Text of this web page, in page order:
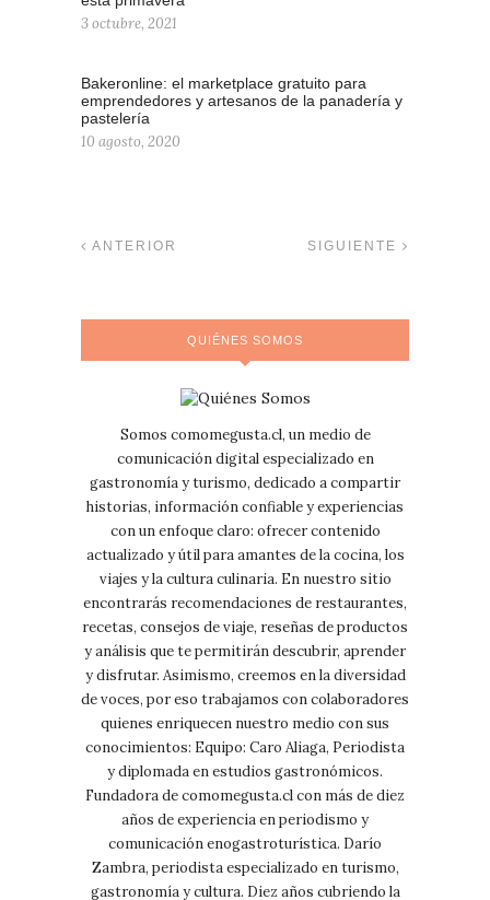
3 octubre, 2021
Bakeronline: el marketplace gratuito para
emprendedores y artesanos de la panadería y
pastelería
10 agosto, 2020
ANTERIOR SIGUIENTE
QUIÉNES SOMOS
Somos comomegusta.cl, un medio de
comunicación digital especializado en
gastronomía y turismo, dedicado a compartir
historias, información confiable y experiencias
con un enfoque claro: ofrecer contenido
actualizado y útil para amantes de la cocina, los
viajes y la cultura culinaria. En nuestro sitio
encontrarás recomendaciones de restaurantes,
recetas, consejos de viaje, reseñas de productos
y análisis que te permitirán descubrir, aprender
y disfrutar. Asimismo, creemos en la diversidad
de voces, por eso trabajamos con colaboradores
quienes enriquecen nuestro medio con sus
conocimientos: Equipo: Caro Aliaga, Periodista
y diplomada en estudios gastronómicos.
Fundadora de comomegusta.cl con más de diez
años de experiencia en periodismo y
comunicación enogastroturística. Darío
Zambra, periodista especializado en turismo,
gastronomía y cultura. Diez años cubriendo la